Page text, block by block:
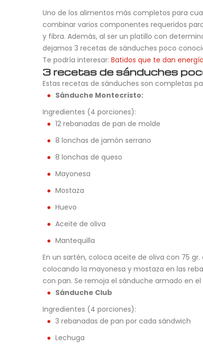
Uno de los alimentos más completos para
combinar varios componentes requeridos
y fibra. Además, al ser un platillo con
dejamos 3 recetas de sánduches poco
Te podría interesar: Batidos que te dan
3 recetas de sánduches
Estas recetas de sánduches son completas
Sánduche Montecristo:
Ingredientes (4 porciones):
12 rebanadas de pan de molde
8 lonchas de jamón serrano
8 lonchas de queso
Mayonesa
Mostaza
Huevo
Aceite de oliva
Mantequilla
En un sartén, coloca aceite de oliva con 75
colocando la mayonesa y mostaza en las
con pan. Se remoja el sánduche armado en
Sánduche Club
Ingredientes (4 porciones):
3 rebanadas de pan por cada sándwich
Lechuga